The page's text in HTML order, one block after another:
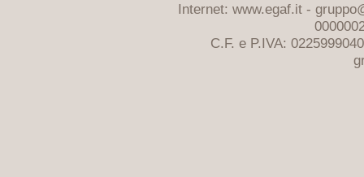
Internet: www.egaf.it -
C.F. e P.IVA: